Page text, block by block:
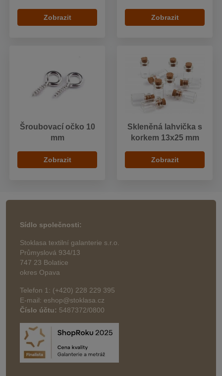
Zobrazit Zobrazit
Šroubovací očko 10
mm
Zobrazit
Skleněná lahvička s
korkem 13x25 mm
Zobrazit
Sídlo společnosti:
Stoklasa textilní galanterie s.r.o.
Průmyslová 934/13
747 23 Bolatice
okres Opava
Telefon 1: (+420) 228 229 395
E-mail: eshop@stoklasa.cz
Číslo účtu: 5487372/0800